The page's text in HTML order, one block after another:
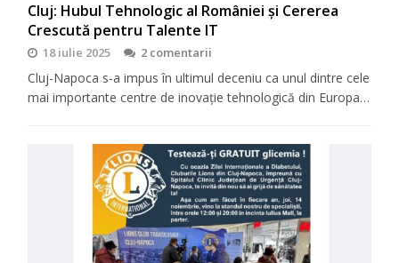
Cluj: Hubul Tehnologic al României și Cererea
Crescută pentru Talente IT
18 iulie 2025 2 comentarii
Cluj-Napoca s-a impus în ultimul deceniu ca unul dintre cele
mai importante centre de inovație tehnologică din Europa…